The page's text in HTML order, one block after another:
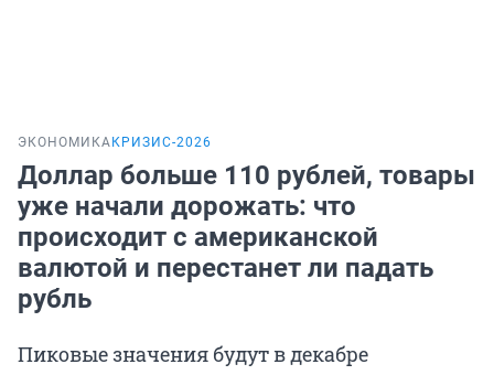
ЭКОНОМИКА КРИЗИС-2026
Доллар больше 110 рублей, товары
уже начали дорожать: что
происходит с американской
валютой и перестанет ли падать
рубль
Пиковые значения будут в декабре